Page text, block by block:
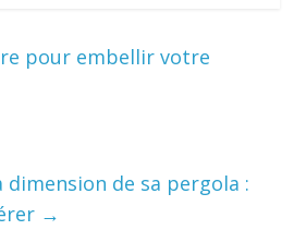
pour embellir votre
de sa pergola :
→